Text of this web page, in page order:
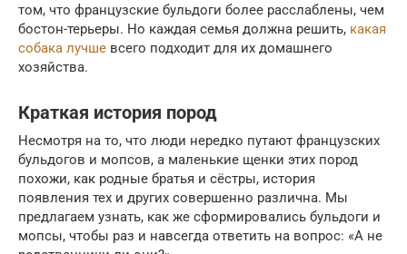
том, что французские бульдоги более расслаблены, чем
бостон-терьеры. Но каждая семья должна решить, какая
собака лучше всего подходит для их домашнего
хозяйства.
Краткая история пород
Несмотря на то, что люди нередко путают французских
бульдогов и мопсов, а маленькие щенки этих пород
похожи, как родные братья и сёстры, история
появления тех и других совершенно различна. Мы
предлагаем узнать, как же сформировались бульдоги и
мопсы, чтобы раз и навсегда ответить на вопрос: «А не